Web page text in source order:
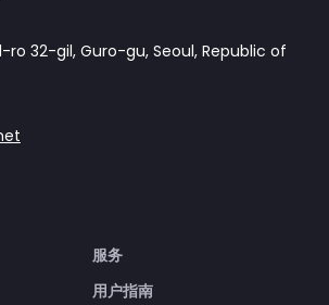
ro 32-gil, Guro-gu, Seoul, Republic of
服务
用户指南